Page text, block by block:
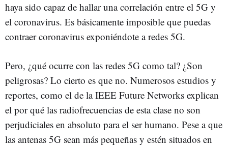
haya sido capaz de hallar una correlación entre el 5G y
el coronavirus. Es básicamente imposible que puedas
contraer coronavirus exponiéndote a redes 5G.
Pero, ¿qué ocurre con las redes 5G como tal? ¿Son
peligrosas? Lo cierto es que no. Numerosos estudios y
reportes, como el de la IEEE Future Networks explican
el por qué las radiofrecuencias de esta clase no son
perjudiciales en absoluto para el ser humano. Pese a que
las antenas 5G sean más pequeñas y estén situados en